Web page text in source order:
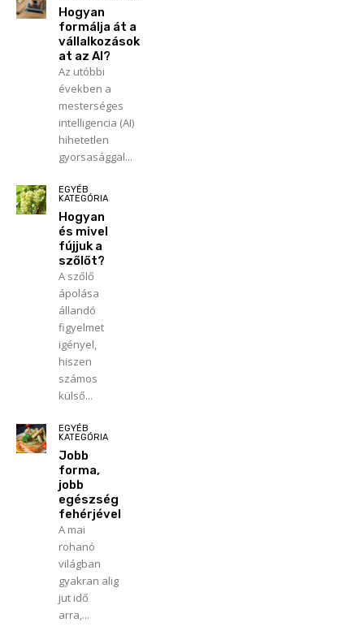
Hogyan
formálja át a
vállalkozások
at az AI?
Az utóbbi
években a
mesterséges
intelligencia (AI)
hihetetlen
gyorsasággal...
EGYÉB
KATEGÓRIA
Hogyan
és mivel
fújjuk a
szőlőt?
A szőlő
ápolása
állandó
figyelmet
igényel,
hiszen
számos
külső...
EGYÉB
KATEGÓRIA
Jobb
forma,
jobb
egészség
fehérjével
A mai
rohanó
világban
gyakran alig
jut idő
arra,...